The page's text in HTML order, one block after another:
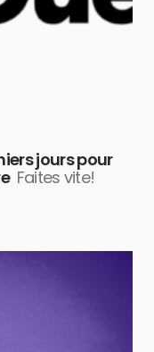
jours pour
Faites vite!